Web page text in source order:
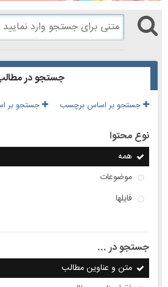
جستجو در
جستجو بر اساس برچسب جستجو بر
نوع محتوا
همه
موضوعات
فایلها
جستجو در ...
متن و عناوین مطالب